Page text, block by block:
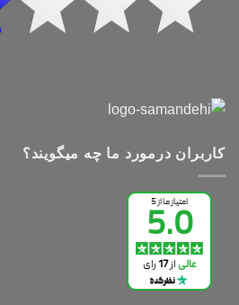
کاربران درمورد ما چه میگویند؟